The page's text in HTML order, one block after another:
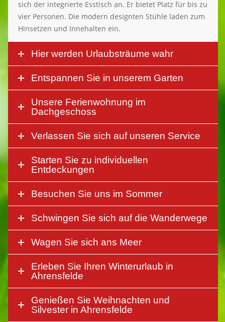
sich der integrierte Esstisch an. Er bietet Platz für bis zu
vier Personen. Die modern designten Stühle laden zum
Hinsetzen und Innehalten ein.
Hier werden Urlaubsträume wahr
Entspannen Sie in unserem Garten
Unsere Ferienwohnung im
Dachgeschoss
Verlassen Sie sich auf unseren Service
Starten Sie zu individuellen
Entdeckungen
Besuchen Sie uns im Sommer
Schwingen Sie sich auf die Wanderwege
Wagen Sie sich ans Meer
Erleben Sie Ihren Winterurlaub in
Ahrensfelde
Genießen Sie Weihnachten und
Silvester in Ahrensfelde